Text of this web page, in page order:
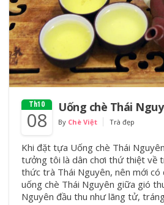
Th10
08
Uống chè Thái
By Chè Việt Trà đẹp
Khi đặt tựa Uống chè Thái
tưởng tôi là dân chơi thứ thiệt về
thức trà Thái Nguyên, nên mới có
uống chè Thái Nguyên giữa gió
Nguyên đầu thu như lãng tử,